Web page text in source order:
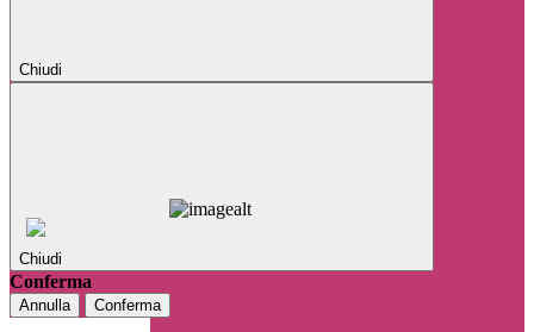
Chiudi
Chiudi
Conferma
Annulla Conferma